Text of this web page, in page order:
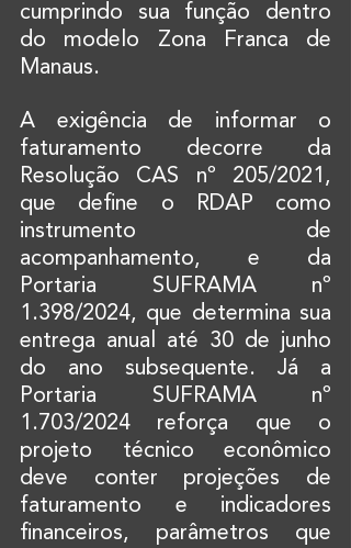
cumprindo sua função dentro
do modelo Zona Franca de
Manaus.
A exigência de informar o
faturamento decorre da
Resolução CAS nº 205/2021,
que define o RDAP como
instrumento de
acompanhamento, e da
Portaria SUFRAMA nº
1.398/2024, que determina sua
entrega anual até 30 de junho
do ano subsequente. Já a
Portaria SUFRAMA nº
1.703/2024 reforça que o
projeto técnico econômico
deve conter projeções de
faturamento e indicadores
financeiros, parâmetros que